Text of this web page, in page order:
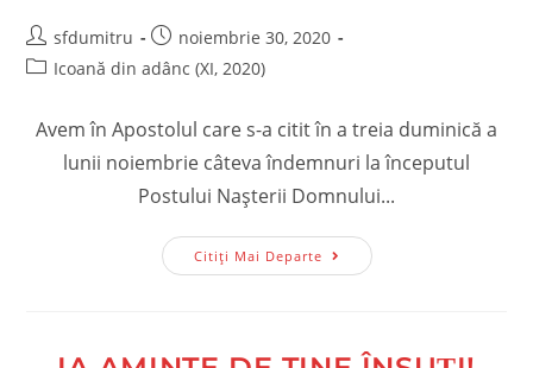
Post
author:
sfdumitru
Post
published:
noiembrie 30, 2020
PostIcoană din adânc (XI, 2020)
Avem în Apostolul care s-a citit în a treia duminică a
lunii noiembrie câteva îndemnuri la începutul
Postului Nașterii Domnului...
Citiți Mai DeparteCântați
Domnului